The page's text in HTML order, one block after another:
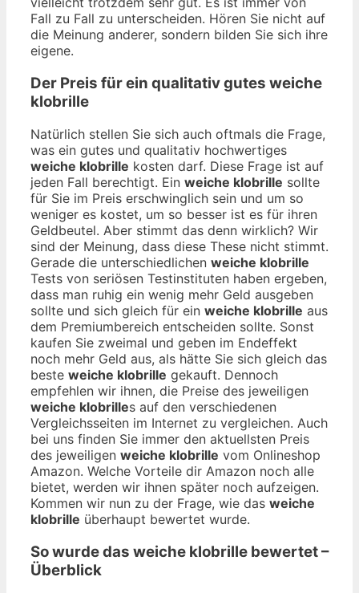
Fall zu Fall zu unterscheiden. Hören Sie nicht auf
die Meinung anderer, sondern bilden Sie sich ihre
eigene.
Der Preis für ein qualitativ gutes weiche
klobrille
Natürlich stellen Sie sich auch oftmals die Frage,
was ein gutes und qualitativ hochwertiges
weiche klobrille kosten darf. Diese Frage ist auf
jeden Fall berechtigt. Ein weiche klobrille sollte
für Sie im Preis erschwinglich sein und um so
weniger es kostet, um so besser ist es für ihren
Geldbeutel. Aber stimmt das denn wirklich? Wir
sind der Meinung, dass diese These nicht stimmt.
Gerade die unterschiedlichen weiche klobrille
Tests von seriösen Testinstituten haben ergeben,
dass man ruhig ein wenig mehr Geld ausgeben
sollte und sich gleich für ein weiche klobrille aus
dem Premiumbereich entscheiden sollte. Sonst
kaufen Sie zweimal und geben im Endeffekt
noch mehr Geld aus, als hätte Sie sich gleich das
beste weiche klobrille gekauft. Dennoch
empfehlen wir ihnen, die Preise des jeweiligen
weiche klobrilles auf den verschiedenen
Vergleichsseiten im Internet zu vergleichen. Auch
bei uns finden Sie immer den aktuellsten Preis
des jeweiligen weiche klobrille vom Onlineshop
Amazon. Welche Vorteile dir Amazon noch alle
bietet, werden wir ihnen später noch aufzeigen.
Kommen wir nun zu der Frage, wie das weiche
klobrille überhaupt bewertet wurde.
So wurde das weiche klobrille bewertet –
Überblick